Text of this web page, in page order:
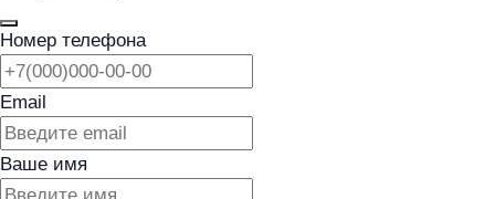
Номер телефона
Email
Ваше имя